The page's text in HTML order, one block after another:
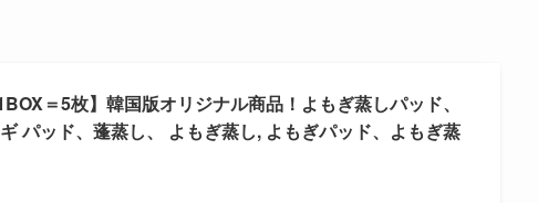
＝5枚】韓国版オリジナル商品！よもぎ蒸しパッド、
パッド、蓬蒸し、 よもぎ蒸し, よもぎパッド、よもぎ蒸